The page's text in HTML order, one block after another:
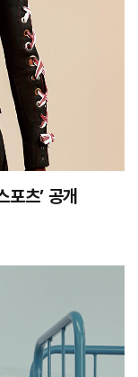
츠’ 공개